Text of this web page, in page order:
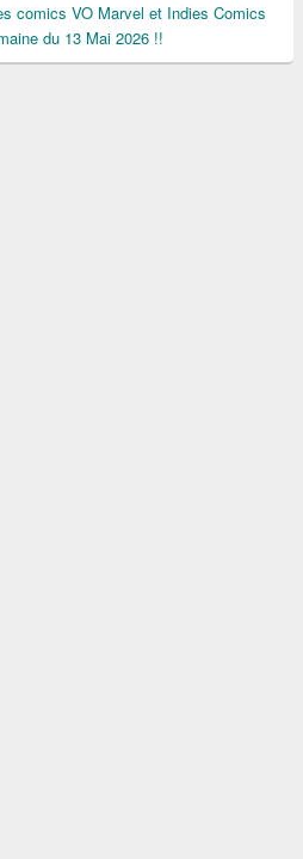
comics VO Marvel et Indies Comics
du 13 Mai 2026 !!